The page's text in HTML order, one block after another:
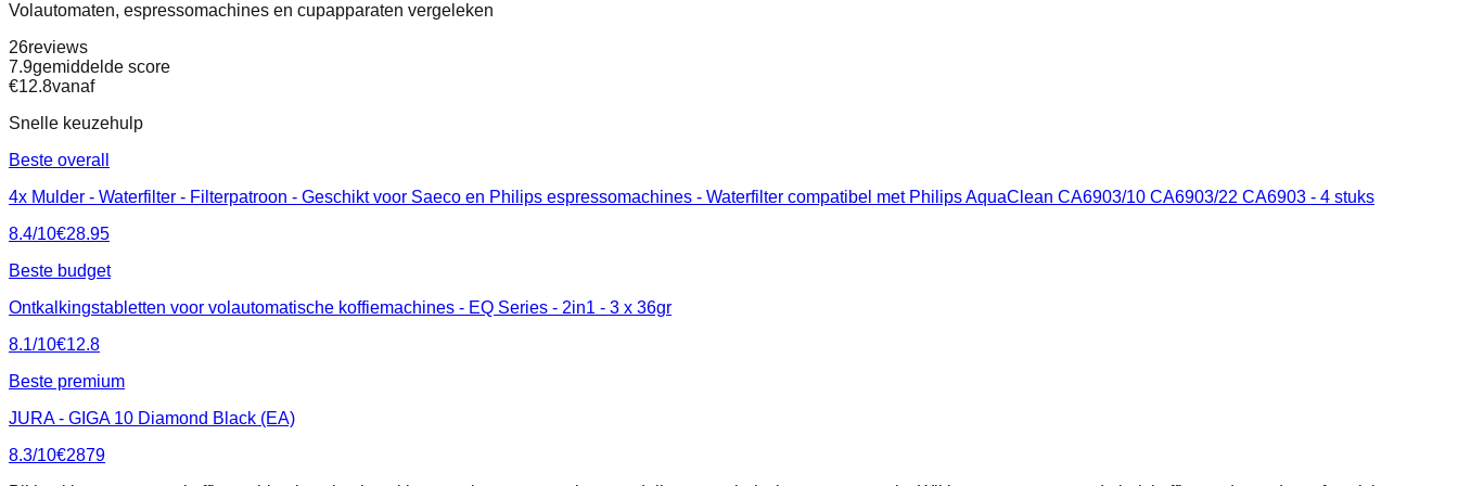
Volautomaten, espressomachines en cupapparaten vergeleken
26reviews
7.9gemiddelde score
€12.8vanaf
Snelle keuzehulp
Beste overall
4x Mulder - Waterfilter - Filterpatroon - Geschikt voor Saeco en Philips espressomachines - Waterfilter compatibel met Philips AquaClean CA6903/10 CA6903/22 CA6903 - 4 stuks
8.4/10€28.95
Beste budget
Ontkalkingstabletten voor volautomatische koffiemachines - EQ Series - 2in1 - 3 x 36gr
8.1/10€12.8
Beste premium
JURA - GIGA 10 Diamond Black (EA)
8.3/10€2879